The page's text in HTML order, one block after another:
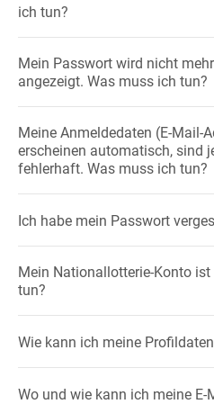
ich tun?
Mein Passwort wird nicht
angezeigt. Was muss ich tun?
Meine Anmeldedaten (E-Mail-
erscheinen automatisch, sind
fehlerhaft. Was muss ich tun?
Ich habe mein Passwort
Mein Nationallotterie-Konto
tun?
Wie kann ich meine
Wo und wie kann ich meine E-